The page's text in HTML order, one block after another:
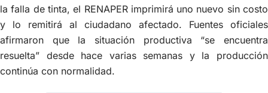
la falla de tinta, el RENAPER imprimirá uno nuevo sin costo
y lo remitirá al ciudadano afectado. Fuentes oficiales
afirmaron que la situación productiva “se encuentra
resuelta” desde hace varias semanas y la producción
continúa con normalidad.